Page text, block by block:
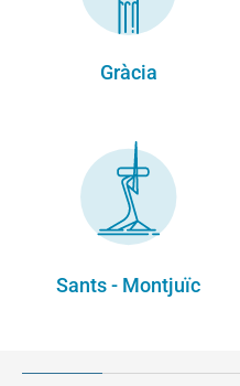
Gràcia
Sants - Montjuïc